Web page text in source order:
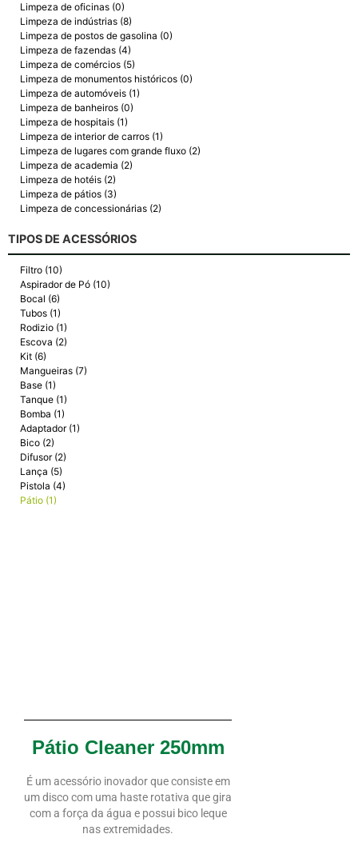
Limpeza de oficinas (0)
Limpeza de indústrias (8)
Limpeza de postos de gasolina (0)
Limpeza de fazendas (4)
Limpeza de comércios (5)
Limpeza de monumentos históricos (0)
Limpeza de automóveis (1)
Limpeza de banheiros (0)
Limpeza de hospitais (1)
Limpeza de interior de carros (1)
Limpeza de lugares com grande fluxo (2)
Limpeza de academia (2)
Limpeza de hotéis (2)
Limpeza de pátios (3)
Limpeza de concessionárias (2)
TIPOS DE ACESSÓRIOS
Filtro (10)
Aspirador de Pó (10)
Bocal (6)
Tubos (1)
Rodizio (1)
Escova (2)
Kit (6)
Mangueiras (7)
Base (1)
Tanque (1)
Bomba (1)
Adaptador (1)
Bico (2)
Difusor (2)
Lança (5)
Pistola (4)
Pátio (1)
Pátio Cleaner 250mm
É um acessório inovador que consiste em
um disco com uma haste rotativa que gira
com a força da água e possui bico leque
nas extremidades.